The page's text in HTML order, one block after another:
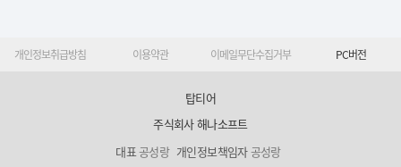
개인정보취급방침 이용약관 이메일무단수집거부 PC버전
탑티어
주식회사 해나소프트
대표공성랑 개인정보책임자공성랑